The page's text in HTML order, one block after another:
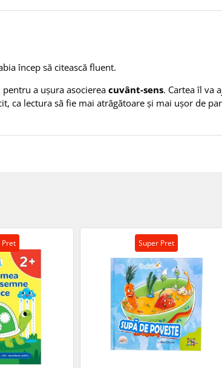
încep să citească fluent.
a ușura asocierea cuvânt-sens. Cartea îl va
lectura să fie mai atrăgătoare și mai ușor de
Pret Super Pret